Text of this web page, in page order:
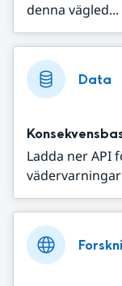
denna vägled...
Data
Ladda ner API
vädervarningar